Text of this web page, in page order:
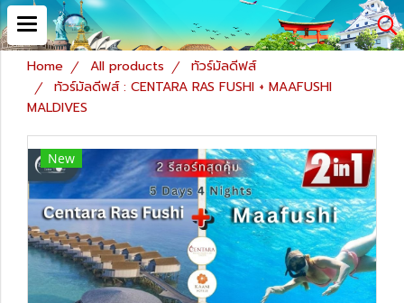
Home All products
ทัวร์มัลดีฟส์
ทัวร์มัลดีฟส์ : CENTARA RAS FUSHI + MAAFUSHI
MALDIVES
New